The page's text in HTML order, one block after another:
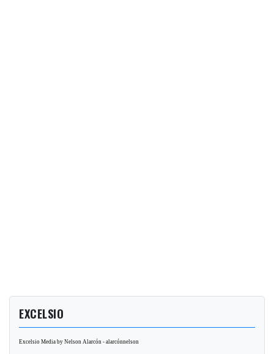
EXCELSIO
Excelsio Media by Nelson Alarcón - alarcónnelson